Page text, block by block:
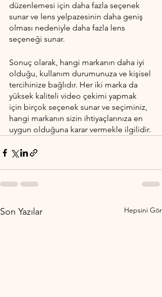
düzenlemesi için daha fazla seçenek
sunar ve lens yelpazesinin daha geniş
olması nedeniyle daha fazla lens
seçeneği sunar.
Sonuç olarak, hangi markanın daha iyi
olduğu, kullanım durumunuza ve kişisel
tercihinize bağlıdır. Her iki marka da
yüksek kaliteli video çekimi yapmak
için birçok seçenek sunar ve seçiminiz,
hangi markanın sizin ihtiyaçlarınıza en
uygun olduğuna karar vermekle ilgilidir.
Son Yazılar Hepsini Gör